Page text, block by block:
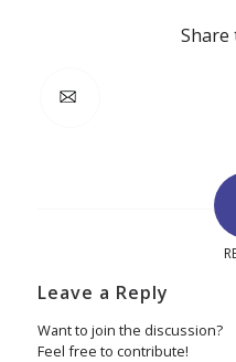
Leave a Reply
Want to join the discussion?
Feel free to contribute!